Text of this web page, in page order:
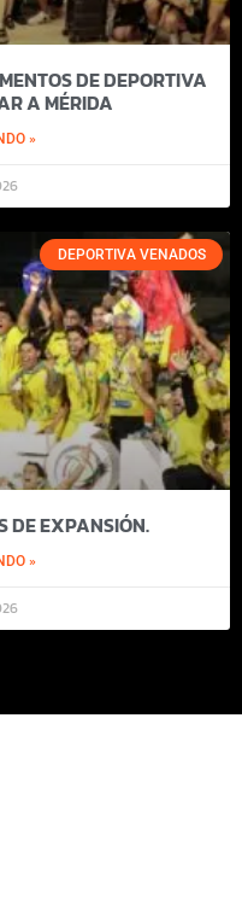
DE DEPORTIVA
A MÉRIDA
»
DEPORTIVA VENADOS
DE EXPANSIÓN.
»